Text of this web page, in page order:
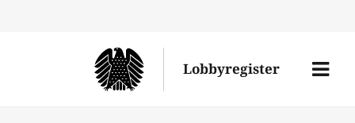
Lobbyregister
Menü